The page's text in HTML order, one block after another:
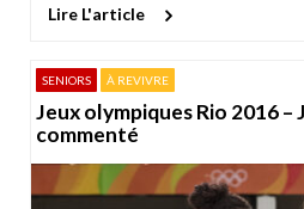
Lire L'article
SENIORS À REVIVRE
Jeux olympiques Rio 2016 –
commenté